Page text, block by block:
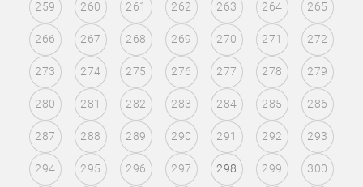
259 260 261 262 263 264 265
266 267 268 269 270 271 272
273 274 275 276 277 278 279
280 281 282 283 284 285 286
287 288 289 290 291 292 293
294 295 296 297 298 299 300